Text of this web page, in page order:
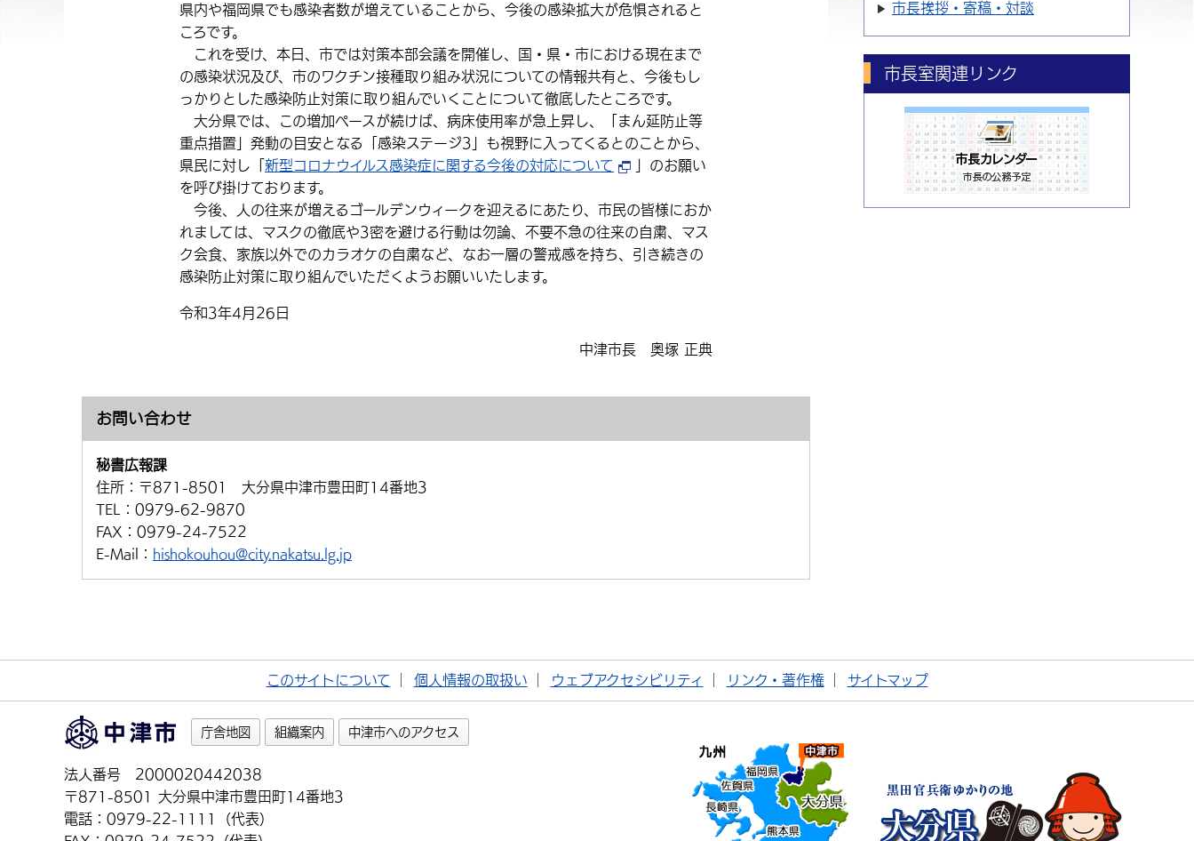
県内や福岡県でも感染者数が増えていることから、今後の感染拡大が危惧されると
ころです。
これを受け、本日、市では対策本部会議を開催し、国・県・市における現在まで
の感染状況及び、市のワクチン接種取り組み状況についての情報共有と、今後もし
っかりとした感染防止対策に取り組んでいくことについて徹底したところです。
大分県では、この増加ペースが続けば、病床使用率が急上昇し、「まん延防止等
重点措置」発動の目安となる「感染ステージ3」も視野に入ってくるとのことから、
県民に対し「 新型コロナウイルス感染症に関する今後の対応について
」のお願い
を呼び掛けております。
今後、人の往来が増えるゴールデンウィークを迎えるにあたり、市民の皆様におか
れましては、マスクの徹底や3密を避ける行動は勿論、不要不急の往来の自粛、マス
ク会食、家族以外でのカラオケの自粛など、なお一層の警戒感を持ち、引き続きの
感染防止対策に取り組んでいただくようお願いいたします。
令和3年4月26日
中津市長 奥塚 正典
お問い合わせ
秘書広報課
住所： 〒871-8501 大分県中津市豊田町14番地3
TEL： 0979-62-9870
FAX： 0979-24-7522
E-Mail： hishokouhou@city.nakatsu.lg.jp
市長挨拶・寄稿・対談
市長室関連リンク
このサイトについて 個人情報の取扱い ウェブアクセシビリティ リンク・著作権 サイトマップ
庁舎地図 組織案内 中津市へのアクセス
法人番号 2000020442038
〒871-8501 大分県中津市豊田町14番地3
電話：0979-22-1111（代表）